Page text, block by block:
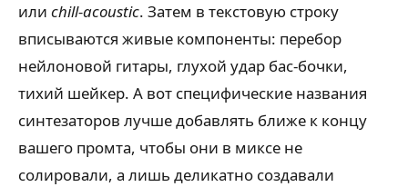
или chill-acoustic. Затем в текстовую строку
вписываются живые компоненты: перебор
нейлоновой гитары, глухой удар бас-бочки,
тихий шейкер. А вот специфические названия
синтезаторов лучше добавлять ближе к концу
вашего промта, чтобы они в миксе не
солировали, а лишь деликатно создавали